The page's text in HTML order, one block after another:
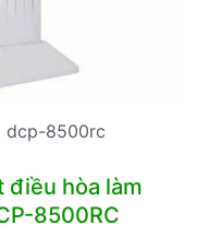
dcp-8500rc
điều hòa làm
8500RC